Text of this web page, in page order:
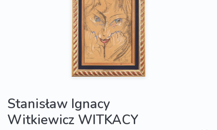
Stanisław Ignacy
Witkiewicz WITKACY